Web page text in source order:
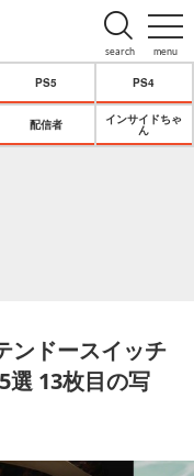
menu
search
PS5 PS4
配信者
インサイドちゃ
ん
ンドースイッチ
選 13枚目の写